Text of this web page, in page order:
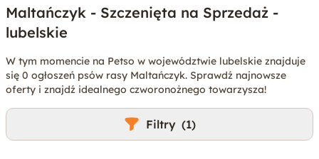
Maltańczyk - Szczenięta na Sprzedaż -
lubelskie
W tym momencie na Petso w województwie lubelskie znajduje
się 0 ogłoszeń psów rasy Maltańczyk. Sprawdź najnowsze
oferty i znajdź idealnego czworonożnego towarzysza!
Filtry (1)